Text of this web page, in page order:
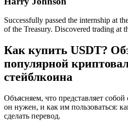
Successfully passed the internship at
of the Treasury. Discovered trading at
Как купить USDT?
популярной
стейблкоина
Объясняем, что представляет
он нужен, и как им пользоваться:
сделать перевод.